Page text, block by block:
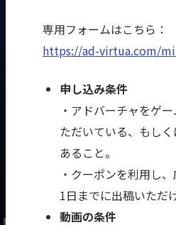
専用フォームはこちら：
https://ad-virtua.com/
申し込み条件
・アドバーチャをゲ
ただいている、もし
あること。
・クーポンを利用し
1日までに出稿いただ
動画の条件